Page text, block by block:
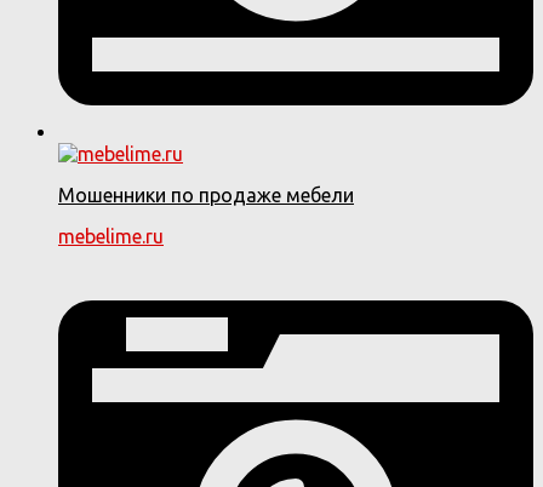
Мошенники по продаже мебели
mebelime.ru